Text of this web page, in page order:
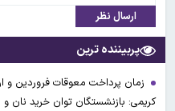
ارسال نظر
پربیننده ترین
زمان پرداخت معوقات فروردین